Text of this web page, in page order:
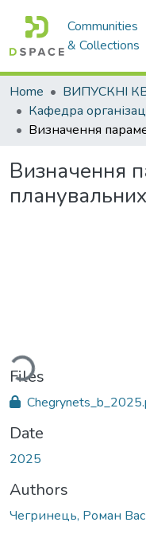
Communities
& Collections
Home
Визначення
Files
Date
2025
Authors
Чегринець, Роман